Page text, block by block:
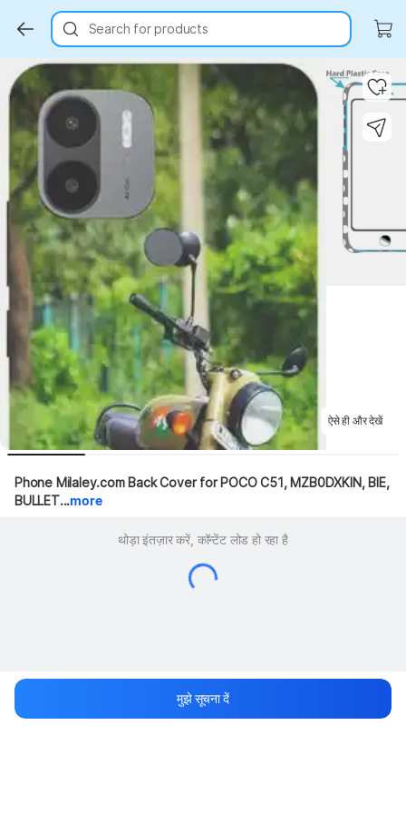
Search for products
Key Highlights
ऐसे ही और देखें
Phone Milaley.com Back Cover for POCO C51, MZB0DXKIN, BIE,
BULLET...more
थोड़ा इंतज़ार करें, कॉन्टेंट लोड हो रहा है
मुझे सूचना दें